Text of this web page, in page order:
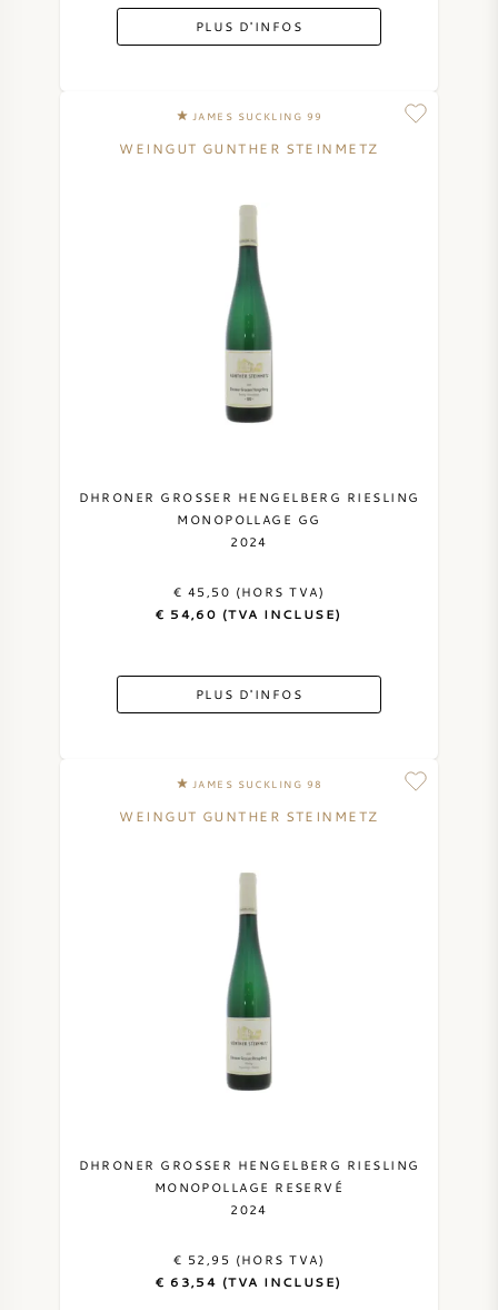
PLUS D'INFOS
JAMES SUCKLING 99
WEINGUT GUNTHER STEINMETZ
DHRONER GROSSER HENGELBERG RIESLING
MONOPOLLAGE GG
2024
€ 45,50 (HORS TVA)
€ 54,60 (TVA INCLUSE)
PLUS D'INFOS
JAMES SUCKLING 98
WEINGUT GUNTHER STEINMETZ
DHRONER GROSSER HENGELBERG RIESLING
MONOPOLLAGE RESERVÉ
2024
€ 52,95 (HORS TVA)
€ 63,54 (TVA INCLUSE)